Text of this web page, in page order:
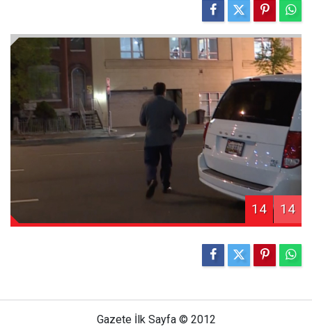
14 14
Gazete İlk Sayfa © 2012